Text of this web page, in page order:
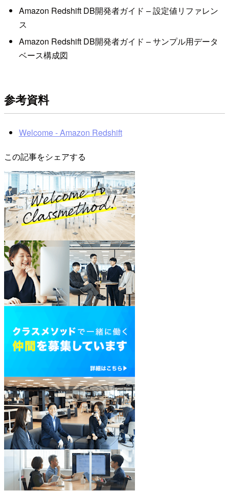
Amazon Redshift DB開発者ガイド – 設定値リファレン
ス
Amazon Redshift DB開発者ガイド – サンプル用データ
ベース構成図
参考資料
Welcome - Amazon Redshift
この記事をシェアする